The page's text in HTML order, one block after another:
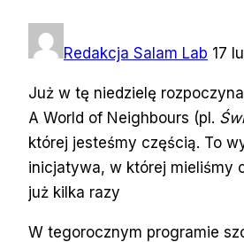
Redakcja Salam Lab 17
Już w tę niedzielę
A World of Neighbours (pl.
której jesteśmy częścią. To
inicjatywa, w której mieliśmy
już kilka razy
W tegorocznym programie